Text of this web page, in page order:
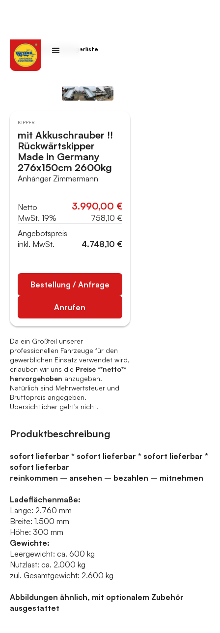
Zurück zur Anhängerliste
KIPPER
mit Akkuschrauber !!
Rückwärtskipper
Made in Germany
276x150cm 2600kg
Anhänger Zimmermann
Netto 3.990,00 €
MwSt. 19%
758,10 €
Angebotspreis
inkl. MwSt.
4.748,10 €
Bestellung / Anfrage
Anrufen
Da ein Großteil unserer
professionellen Fahrzeuge für den
gewerblichen Einsatz verwendet wird,
erlauben wir uns die Preise **netto**
hervorgehoben anzugeben.
Natürlich sind Mehrwertsteuer und
Bruttopreis angegeben.
Übersichtlicher geht's nicht.
Produktbeschreibung
sofort lieferbar * sofort lieferbar * sofort lieferbar *
sofort lieferbar
reinkommen – ansehen – bezahlen – mitnehmen
Ladeflächenmaße:
Länge: 2.760 mm
Breite: 1.500 mm
Höhe: 300 mm
Gewichte:
Leergewicht: ca. 600 kg
Nutzlast: ca. 2.000 kg
zul. Gesamtgewicht: 2.600 kg
Abbildungen ähnlich, mit optionalem Zubehör
ausgestattet